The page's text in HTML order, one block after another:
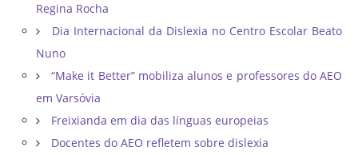
Regina Rocha
Dia Internacional da Dislexia no Centro Escolar Beato
Nuno
“Make it Better” mobiliza alunos e professores do AEO
em Varsóvia
Freixianda em dia das línguas europeias
Docentes do AEO refletem sobre dislexia